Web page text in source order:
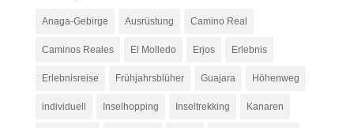
Anaga-Gebirge Ausrüstung Camino Real
Caminos Reales El Molledo Erjos Erlebnis
Erlebnisreise Frühjahrsblüher Guajara Höhenweg
individuell Inselhopping Inseltrekking Kanaren